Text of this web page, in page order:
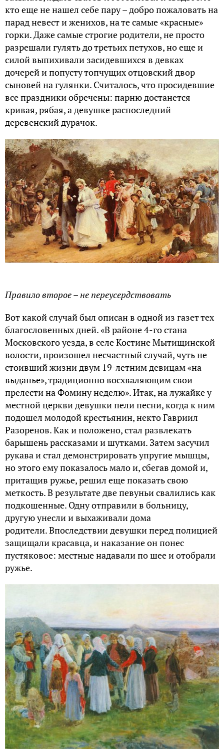
кто еще не нашел себе пару – добро пожаловать на
парад невест и женихов, на те самые «красные»
горки. Даже самые строгие родители, не просто
разрешали гулять до третьих петухов, но еще и
силой выпихивали засидевшихся в девках
дочерей и попусту топчущих отцовский двор
сыновей на гулянки. Считалось, что просидевшие
все праздники обречены: парню достанется
кривая, рябая, а девушке распоследний
деревенский дурачок.
Правило второе – не переусердствовать
Вот какой случай был описан в одной из газет тех
благословенных дней. «В районе 4-го стана
Московского уезда, в селе Костине Мытищинской
волости, произошел несчастный случай, чуть не
стоивший жизни двум 19-летним девицам «на
выданье», традиционно восхваляющим свои
прелести на Фомину неделю». Итак, на лужайке у
местной церкви девушки пели песни, когда к ним
подошел молодой крестьянин, некто Гавриил
Разоренов. Как и положено, стал развлекать
барышень рассказами и шутками. Затем засучил
рукава и стал демонстрировать упругие мышцы,
но этого ему показалось мало и, сбегав домой и,
притащив ружье, решил еще показать свою
меткость. В результате две певуньи свалились как
подкошенные. Одну отправили в больницу,
другую унесли и выхаживали дома
родители. Впоследствии девушки перед полицией
защищали красавца, и наказание он понес
пустяковое: местные надавали по шее и отобрали
ружье.